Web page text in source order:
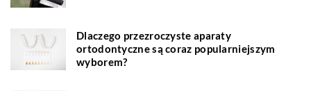
Dlaczego przezroczyste aparaty
ortodontyczne są coraz popularniejszym
wyborem?